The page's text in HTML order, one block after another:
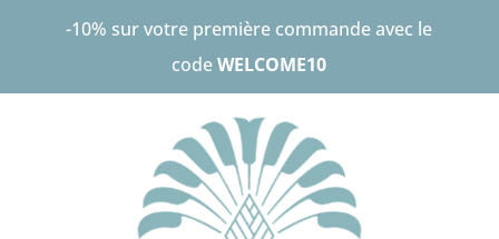
-10% sur votre première commande avec le
codeWELCOME10